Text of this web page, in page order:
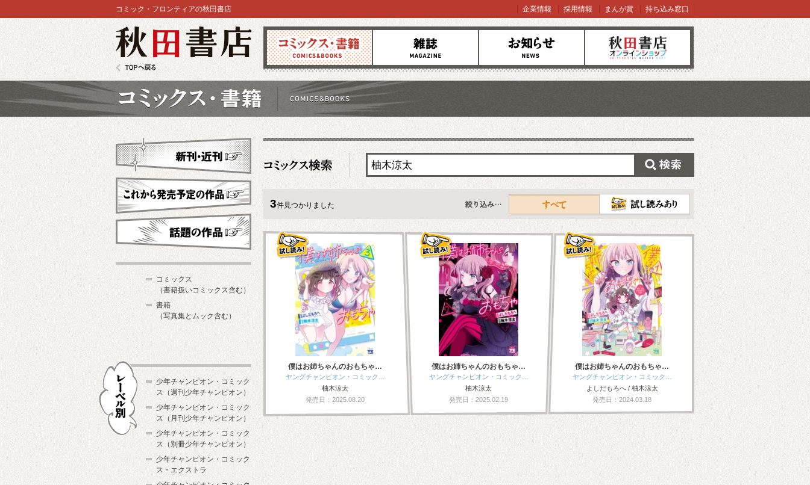
コミックス 雑誌 お知らせ オンラインショップ
コミック・フロンティアの秋田書店 企業情報 採用情報 まんが賞 持ち込み窓口
3件見つかりました
すべて
僕はお姉ちゃんのおもちゃ…
ヤングチャンピオン・コミック…
柚木涼太
発売日：2025.08.20
僕はお姉ちゃんのおもちゃ…
ヤングチャンピオン・コミック…
柚木涼太
発売日：2025.02.19
僕はお姉ちゃんのおもちゃ…
ヤングチャンピオン・コミック…
よしだもろへ / 柚木涼太
発売日：2024.03.18
新刊・近刊
これから発売予定
コミックス
（書籍扱いコミックス含む）
書籍
（写真集とムック含む）
少年チャンピオン・コミック
ス（週刊少年チャンピオン）
少年チャンピオン・コミック
ス（月刊少年チャンピオン）
少年チャンピオン・コミック
ス（別冊少年チャンピオン）
少年チャンピオン・コミック
ス・エクストラ